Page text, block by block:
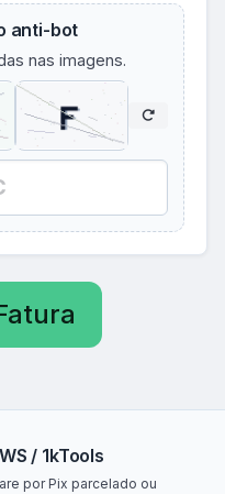
anti-bot
nas imagens.
/ 1kTools
por Pix parcelado ou